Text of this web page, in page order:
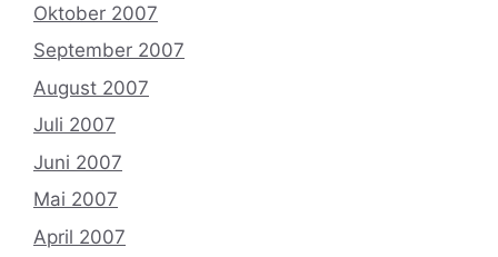
Oktober 2007
September 2007
August 2007
Juli 2007
Juni 2007
Mai 2007
April 2007